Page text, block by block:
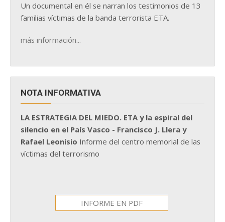
Un documental en él se narran los testimonios de 13
familias víctimas de la banda terrorista ETA.
más información...
NOTA INFORMATIVA
LA ESTRATEGIA DEL MIEDO. ETA y la espiral del
silencio en el País Vasco - Francisco J. Llera y
Rafael Leonisio Informe del centro memorial de las
víctimas del terrorismo
INFORME EN PDF